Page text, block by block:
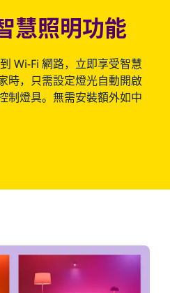
慧照明功能
Wi-Fi 網路，立即享受智慧
時，只需設定燈光自動開啟
制燈具。無需安裝額外如中